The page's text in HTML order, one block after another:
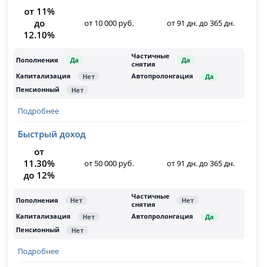
от 11%
до
12.10%
от 10 000 руб. от 91 дн. до 365 дн.
Подробнее
Быстрый доход
от
11.30%
до 12%
от 50 000 руб. от 91 дн. до 365 дн.
Подробнее